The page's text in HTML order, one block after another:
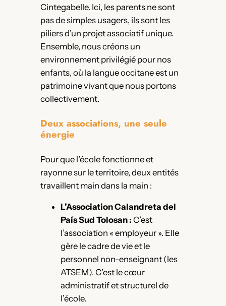
Cintegabelle. Ici, les parents ne sont
pas de simples usagers, ils sont les
piliers d’un projet associatif unique.
Ensemble, nous créons un
environnement privilégié pour nos
enfants, où la langue occitane est un
patrimoine vivant que nous portons
collectivement.
Deux associations, une seule
énergie
Pour que l’école fonctionne et
rayonne sur le territoire, deux entités
travaillent main dans la main :
L’Association Calandreta del
País Sud Tolosan : C’est
l’association « employeur ». Elle
gère le cadre de vie et le
personnel non-enseignant (les
ATSEM). C’est le cœur
administratif et structurel de
l’école.